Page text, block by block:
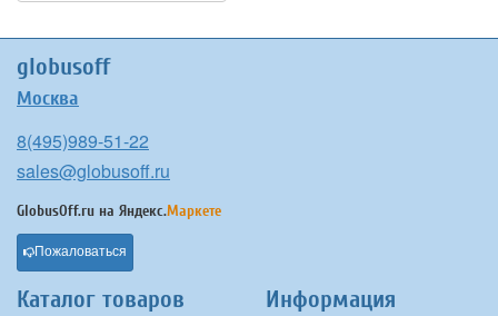
globusoff
Москва
8(495)989-51-22
sales@globusoff.ru
GlobusOff.ru на Яндекс.Маркете
Пожаловаться
Каталог товаров Информация